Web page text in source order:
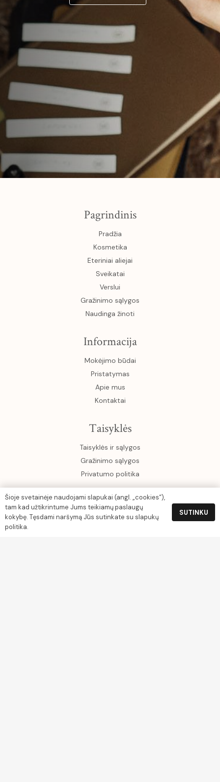
Pagrindinis
Pradžia
Kosmetika
Eteriniai aliejai
Sveikatai
Verslui
Gražinimo sąlygos
Naudinga žinoti
Informacija
Mokėjimo būdai
Pristatymas
Apie mus
Kontaktai
Taisyklės
Taisyklės ir sąlygos
Gražinimo sąlygos
Privatumo politika
Klientams
Paskyra
Šioje svetainėje naudojami slapukai (angl. „cookies“),
tam kad užtikrintume Jums teikiamų paslaugų
kokybę. Tęsdami naršymą Jūs sutinkate su slapukų
politika.
SUTINKU